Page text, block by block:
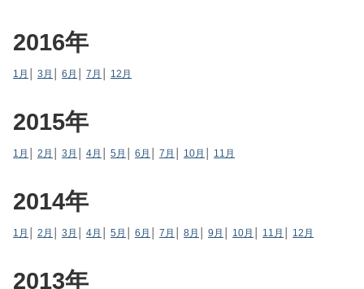
2016年
1月 3月 6月 7月 12月
2015年
1月 2月 3月 4月 5月 6月 7月 10月 11月
2014年
1月 2月 3月 4月 5月 6月 7月 8月 9月 10月 11月 12月
2013年